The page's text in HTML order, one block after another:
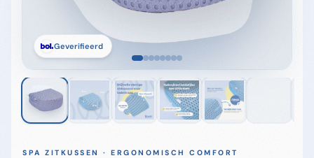
Geverifieerd
SPA ZITKUSSEN · ERGONOMISCH COMFORT